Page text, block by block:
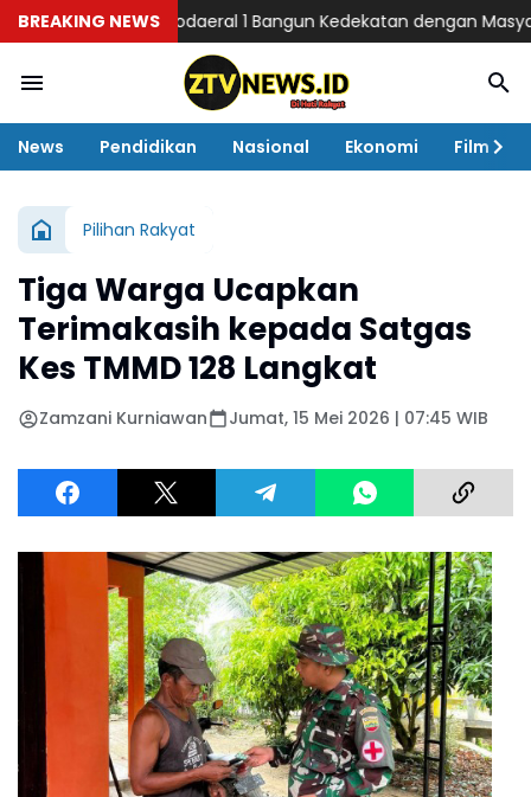
BREAKING NEWSKodaeral 1 Bangun Kedekatan dengan Masyarakat
News Pendidikan Nasional Ekonomi Film
Pilihan Rakyat
Tiga Warga Ucapkan
Terimakasih kepada Satgas
Kes TMMD 128 Langkat
Zamzani Kurniawan Jumat, 15 Mei 2026 | 07:45 WIB